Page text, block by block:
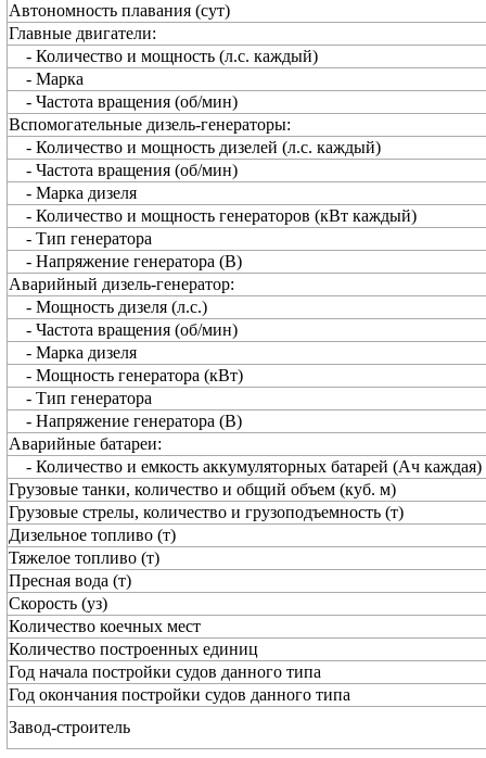
Автономность плавания (сут)
Главные двигатели:
- Количество и мощность (л.с. каждый)
- Марка
- Частота вращения (об/мин)
Вспомогательные дизель-генераторы:
- Количество и мощность дизелей (л.с. каждый)
- Частота вращения (об/мин)
- Марка дизеля
- Количество и мощность генераторов (кВт каждый)
- Тип генератора
- Напряжение генератора (В)
Аварийный дизель-генератор:
- Мощность дизеля (л.с.)
- Частота вращения (об/мин)
- Марка дизеля
- Мощность генератора (кВт)
- Тип генератора
- Напряжение генератора (В)
Аварийные батареи:
- Количество и емкость аккумуляторных батарей (Ач каждая)
Грузовые танки, количество и общий объем (куб. м)
Грузовые стрелы, количество и грузоподъемность (т)
Дизельное топливо (т)
Тяжелое топливо (т)
Пресная вода (т)
Скорость (уз)
Количество коечных мест
Количество построенных единиц
Год начала постройки судов данного типа
Год окончания постройки судов данного типа
Завод-строитель